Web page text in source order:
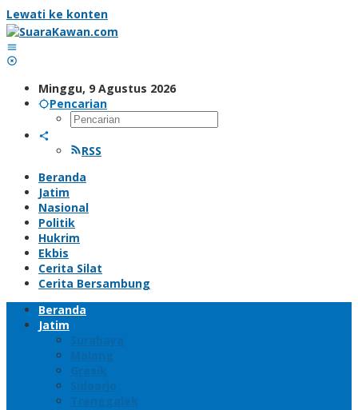
Lewati ke konten
Minggu, 9 Agustus 2026
Pencarian
RSS
Beranda
Jatim
Nasional
Politik
Hukrim
Ekbis
Cerita Silat
Cerita Bersambung
Beranda
Jatim
Surabaya
Malang
Gresik
Sidoarjo
Trenggalek